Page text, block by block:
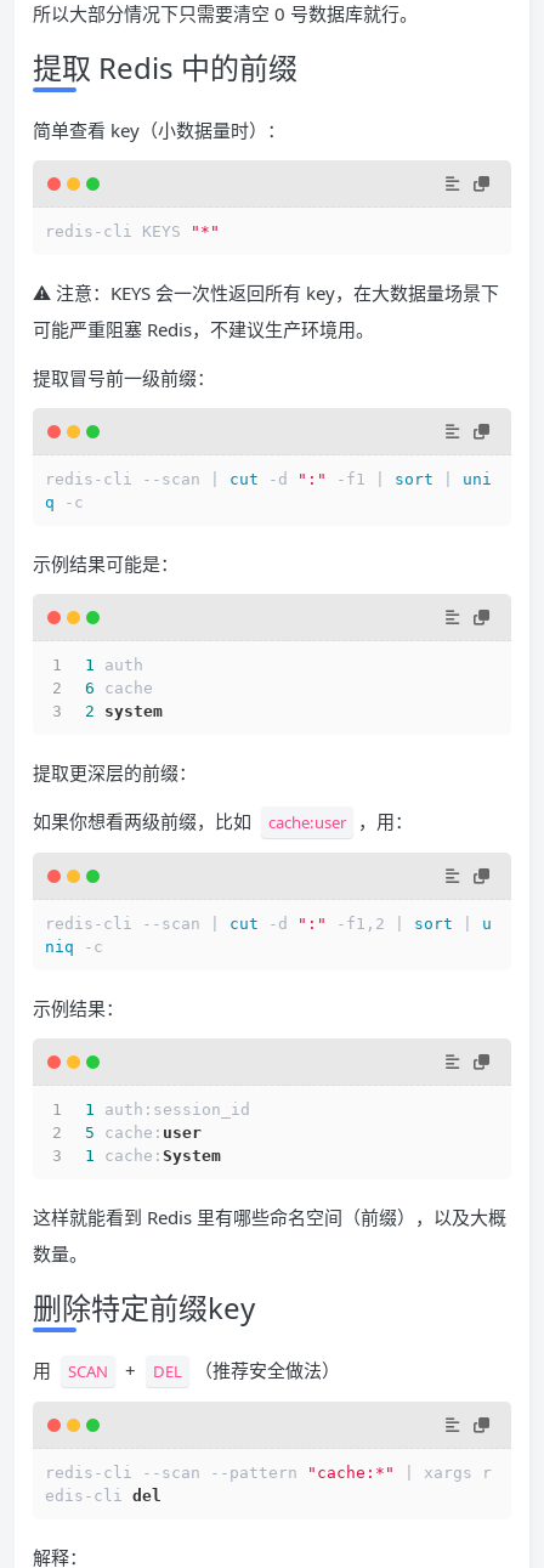
所以大部分情况下只需要清空 0 号数据库就行。
提取 Redis 中的前缀
简单查看 key（小数据量时）：
redis-cli KEYS "*"
⚠️ 注意：KEYS 会一次性返回所有 key，在大数据量场景下
可能严重阻塞 Redis，不建议生产环境用。
提取冒号前一级前缀：
redis-cli --scan | cut -d ":" -f1 | sort
uni
q
示例结果可能是：
1 auth
6 cache
2
system
提取更深层的前缀：
如果你想看两级前缀，比如
cache:user ，用：
redis-cli --scan | cut -d ":" -f1,2 | sort
u
niq
示例结果：
1 auth:session_id
5 cache: user
1 cache: System
这样就能看到 Redis 里有哪些命名空间（前缀），以及大概
数量。
删除特定前缀key
用 SCAN + DEL （推荐安全做法）
redis-cli --scan --pattern "cache:*"
| xargs r
edis-cli del
解释：